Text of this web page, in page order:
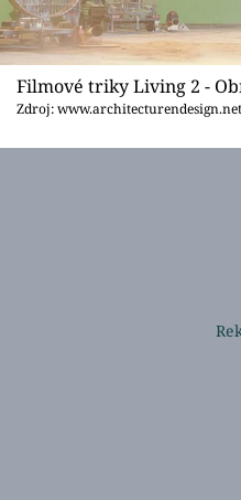
Filmové triky Living 2 -
Zdroj: www.architecturendesign.net